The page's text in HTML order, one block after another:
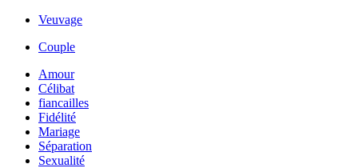
Veuvage
Couple
Amour
Célibat
fiancailles
Fidélité
Mariage
Séparation
Sexualité